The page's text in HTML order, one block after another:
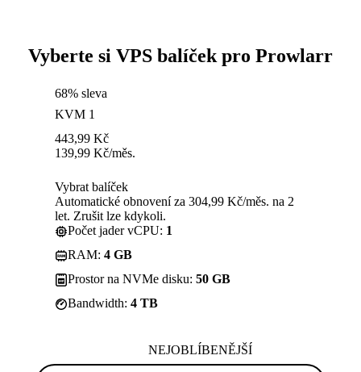
Vyberte si VPS balíček pro Prowlarr
68% sleva
KVM 1
443,99 Kč
139,99 Kč/měs.
Vybrat balíček
Automatické obnovení za 304,99 Kč/měs. na 2
let. Zrušit lze kdykoli.
Počet jader vCPU: 1
RAM: 4 GB
Prostor na NVMe disku: 50 GB
Bandwidth: 4 TB
NEJOBLÍBENĚJŠÍ